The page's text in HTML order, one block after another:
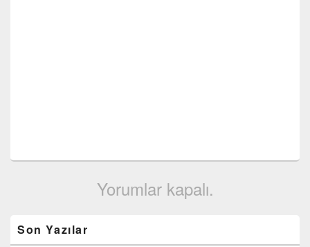
Yorumlar kapalı.
yan
Son Yazılar